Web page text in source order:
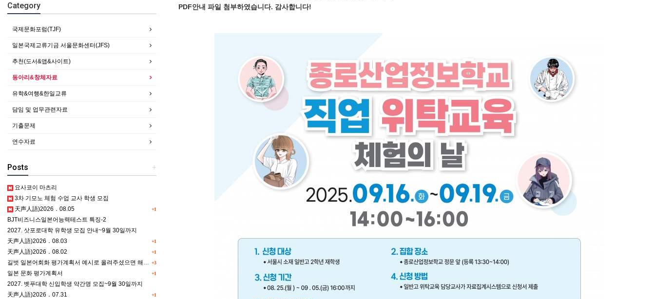
PDF안내 파일 첨부하였습니다. 감사합니다!
Category
국제문화포럼(TJF)
일본국제교류기금 서울문화센터(JFS)
추천(도서&앱&사이트)
동아리&창체자료
유학&여행&한일교류
담임 및 업무관련자료
기출문제
연수자료
+
Posts
요사코이 마츠리
3차 기모노 체험 수업 교사 학생 모집
+1
天声人語)2026．08.05
BJT비즈니스일본어능력테스트 특징-2
2027. 삿포로대학 유학생 모집 안내~9월 30일까지
+1
天声人語)2026．08.03
+1
天声人語)2026．08.02
+3
길벗 일본어회화 평가계획서 예시로 올려주셨으면 해요^^
+1
일본 문화 평가계획서
2027. 벳푸대학 신입학생 약간명 모집~9월 30일까지
+1
天声人語)2026．07.31